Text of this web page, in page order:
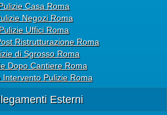
Casa Roma
Negozi Roma
Pulizie Uffici Roma
Ristrutturazione Roma
di Sgrosso Roma
Dopo Cantiere Roma
Intervento Pulizie Roma
Esterni